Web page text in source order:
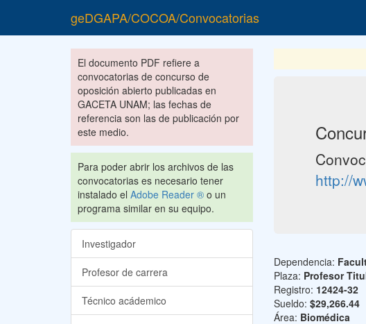
geDGAPA/COCOA/Convocatorias
El documento PDF refiere a
convocatorias de concurso de
oposición abierto publicadas en
GACETA UNAM; las fechas de
referencia son las de publicación por
este medio.
Para poder abrir los archivos de las
convocatorias es necesario tener
instalado el Adobe Reader ® o un
programa similar en su equipo.
Investigador
Profesor de carrera
Técnico acádemico
http://
Dependencia:
Plaza: Profesor
Registro: 12424-32
Sueldo: $29,266.44
Área: Biomédica